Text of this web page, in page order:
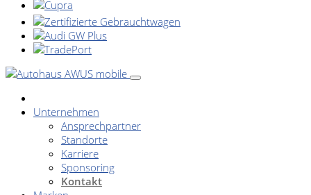
Unternehmen
Ansprechpartner
Standorte
Karriere
Sponsoring
Kontakt